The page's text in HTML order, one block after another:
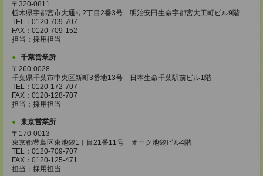
〒320-0811
栃木県宇都宮市大通り2丁目2番3号 明治安田生命宇都宮大工町ビル9階
TEL：0120-709-707
FAX：0120-709-152
担当：採用担当
千葉営業所
〒260-0028
千葉県千葉市中央区新町3番地13号 日本生命千葉駅前ビル1階
TEL：0120-172-707
FAX：0120-128-707
担当：採用担当
東京営業所
〒170-0013
東京都豊島区東池袋1丁目21番11号 オーク池袋ビル4階
TEL：0120-709-707
FAX：0120-125-471
担当：採用担当